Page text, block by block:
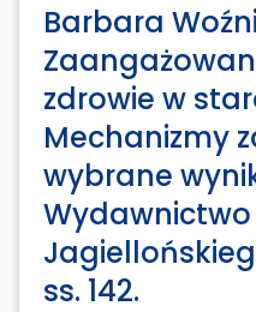
Barbara
zdrowie w
Mechanizmy
wybrane
ss. 142.